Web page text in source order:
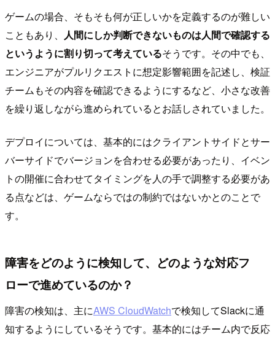
ゲームの場合、そもそも何が正しいかを定義するのが難しい
こともあり、 人間にしか判断できないものは人間で確認する
というように割り切って考えているそうです。その中でも、
エンジニアがプルリクエストに想定影響範囲を記述し、検証
チームもその内容を確認できるようにするなど、小さな改善
を繰り返しながら進められているとお話しされていました。
デプロイについては、基本的にはクライアントサイドとサー
バーサイドでバージョンを合わせる必要があったり、イベン
トの開催に合わせてタイミングを人の手で調整する必要があ
る点などは、ゲームならではの制約ではないかとのことで
す。
障害をどのように検知して、どのような対応フ
ローで進めているのか？
障害の検知は、主にAWS CloudWatchで検知してSlackに通
知するようにしているそうです。基本的にはチーム内で反応